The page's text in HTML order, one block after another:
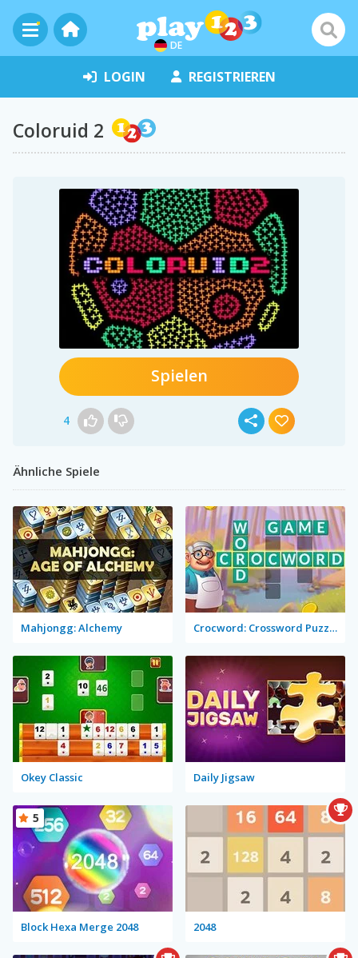
DE
LOGIN REGISTRIEREN
Coloruid 2
Spielen
4
Ähnliche Spiele
Mahjongg: Alchemy Crocword: Crossword Puzzle Game
Okey Classic Daily Jigsaw
Block Hexa Merge 2048
5
2048